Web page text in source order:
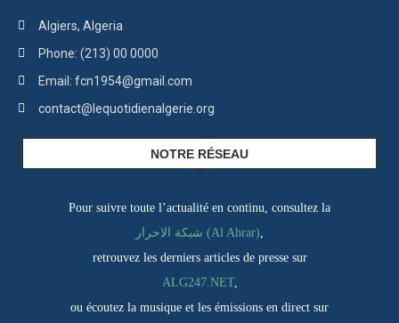
Algiers, Algeria
Phone: (213) 00 0000
Email: fcn1954@gmail.com
contact@lequotidienalgerie.org
NOTRE RÉSEAU
Pour suivre toute l’actualité en continu, consultez la
شبكة الاحرار (Al Ahrar),
retrouvez les derniers articles de presse sur
ALG247.NET,
ou écoutez la musique et les émissions en direct sur